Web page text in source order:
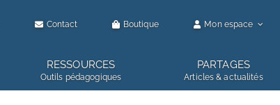
Contact Boutique Mon espace
RESSOURCES
Outils pédagogiques
PARTAGES
Articles & actualités